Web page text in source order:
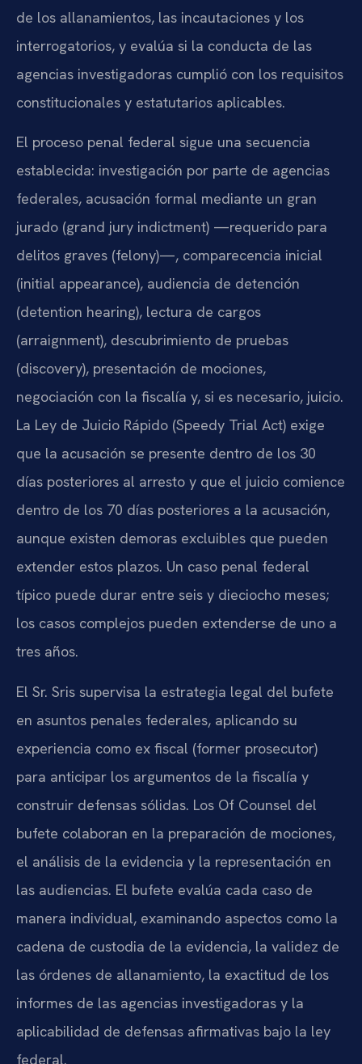
de los allanamientos, las incautaciones y los
interrogatorios, y evalúa si la conducta de las
agencias investigadoras cumplió con los requisitos
constitucionales y estatutarios aplicables.
El proceso penal federal sigue una secuencia
establecida: investigación por parte de agencias
federales, acusación formal mediante un gran
jurado (grand jury indictment) —requerido para
delitos graves (felony)—, comparecencia inicial
(initial appearance), audiencia de detención
(detention hearing), lectura de cargos
(arraignment), descubrimiento de pruebas
(discovery), presentación de mociones,
negociación con la fiscalía y, si es necesario, juicio.
La Ley de Juicio Rápido (Speedy Trial Act) exige
que la acusación se presente dentro de los 30
días posteriores al arresto y que el juicio comience
dentro de los 70 días posteriores a la acusación,
aunque existen demoras excluibles que pueden
extender estos plazos. Un caso penal federal
típico puede durar entre seis y dieciocho meses;
los casos complejos pueden extenderse de uno a
tres años.
El Sr. Sris supervisa la estrategia legal del bufete
en asuntos penales federales, aplicando su
experiencia como ex fiscal (former prosecutor)
para anticipar los argumentos de la fiscalía y
construir defensas sólidas. Los Of Counsel del
bufete colaboran en la preparación de mociones,
el análisis de la evidencia y la representación en
las audiencias. El bufete evalúa cada caso de
manera individual, examinando aspectos como la
cadena de custodia de la evidencia, la validez de
las órdenes de allanamiento, la exactitud de los
informes de las agencias investigadoras y la
aplicabilidad de defensas afirmativas bajo la ley
federal.